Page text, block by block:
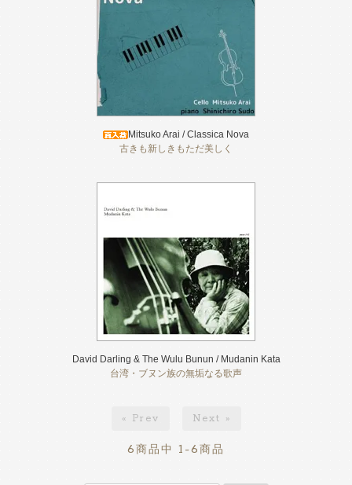
Mitsuko Arai / Classica Nova
古きも新しきもただ美しく
David Darling & The Wulu Bunun / Mudanin Kata
台湾・ブヌン族の無垢なる歌声
« Prev Next »
6 商品中 1-6 商品